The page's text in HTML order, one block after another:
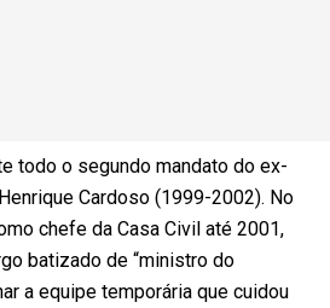
todo o segundo mandato do ex-
Cardoso (1999-2002). No
chefe da Casa Civil até 2001,
batizado de “ministro do
a equipe temporária que cuidou